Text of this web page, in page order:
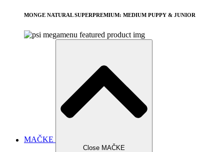
MONGE NATURAL SUPERPREMIUM: MEDIUM PUPPY & JUNIOR
MAČKE
Close MAČKE